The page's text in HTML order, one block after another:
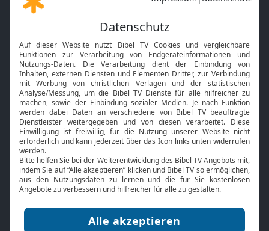
Gott und Bibel erklärt
Neuigkeiten
Mobile App
Smart TV
HbbTV
Bibelthek Online-Bibel
Nächster Gottesdienst
Bibel TV
Über uns
Jobs
Mediadaten
Service
Kontakt
TV-Empfang